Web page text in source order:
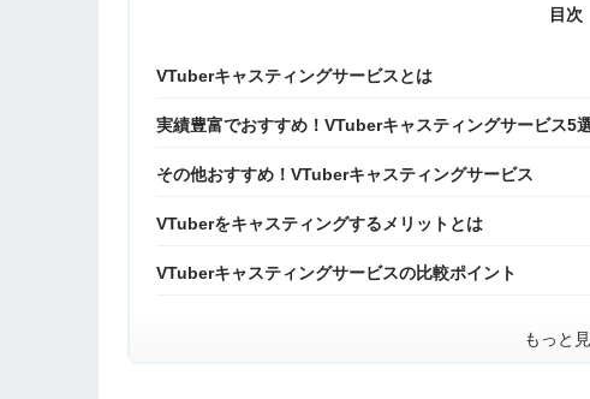
目次
VTuberキャスティングサービスとは
実績豊富でおすすめ！VTuberキャスティングサービス5
その他おすすめ！VTuberキャスティングサービス
VTuberをキャスティングするメリットとは
VTuberキャスティングサービスの比較ポイント
もっと